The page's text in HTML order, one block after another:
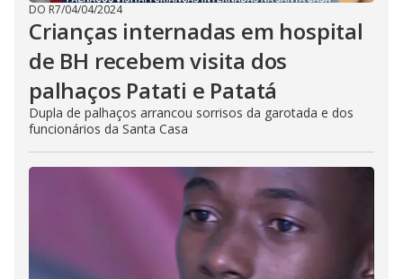
DO R7/04/04/2024
Crianças internadas em hospital
de BH recebem visita dos
palhaços Patati e Patatá
Dupla de palhaços arrancou sorrisos da garotada e dos
funcionários da Santa Casa